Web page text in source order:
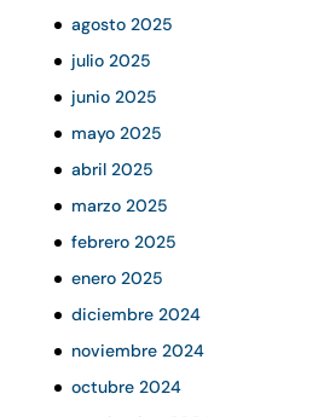
agosto 2025
julio 2025
junio 2025
mayo 2025
abril 2025
marzo 2025
febrero 2025
enero 2025
diciembre 2024
noviembre 2024
octubre 2024